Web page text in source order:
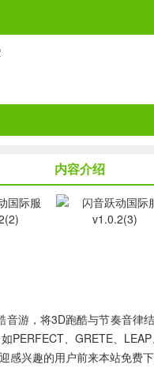
内容介绍
音游，将3D跑酷与节奏音律
PERFECT、GRETE、
兴趣的用户前来本站免费下